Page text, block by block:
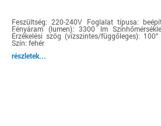
Feszültség: 220-240V Foglalat típusa:
Fényáram (lumen): 3300 lm
Érzékelési szög (vízszintes/függőleges):
Szín: fehér
részletek...